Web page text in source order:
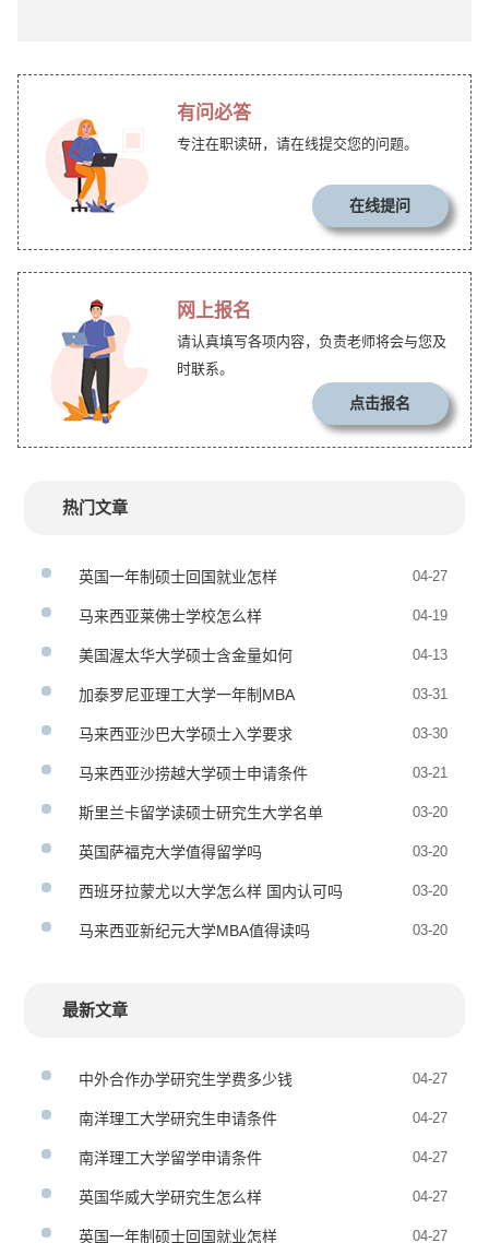
有问必答
专注在职读研，请在线提交您的问题。
在线提问
网上报名
请认真填写各项内容，负责老师将会与您及
时联系。
点击报名
热门文章
英国一年制硕士回国就业怎样 04-27
马来西亚莱佛士学校怎么样 04-19
美国渥太华大学硕士含金量如何 04-13
加泰罗尼亚理工大学一年制MBA 03-31
马来西亚沙巴大学硕士入学要求 03-30
马来西亚沙捞越大学硕士申请条件 03-21
斯里兰卡留学读硕士研究生大学名单 03-20
英国萨福克大学值得留学吗 03-20
西班牙拉蒙尤以大学怎么样 国内认可吗 03-20
马来西亚新纪元大学MBA值得读吗 03-20
最新文章
中外合作办学研究生学费多少钱 04-27
南洋理工大学研究生申请条件 04-27
南洋理工大学留学申请条件 04-27
英国华威大学研究生怎么样 04-27
英国一年制硕士回国就业怎样 04-27